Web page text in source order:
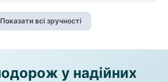
Показати всі зручності
у надійних